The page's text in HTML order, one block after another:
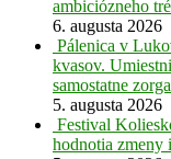
ambiciózneho
6. augusta 2026
Pálenica v
kvasov.
samostatne
5. augusta 2026
Festival
hodnotia zmeny